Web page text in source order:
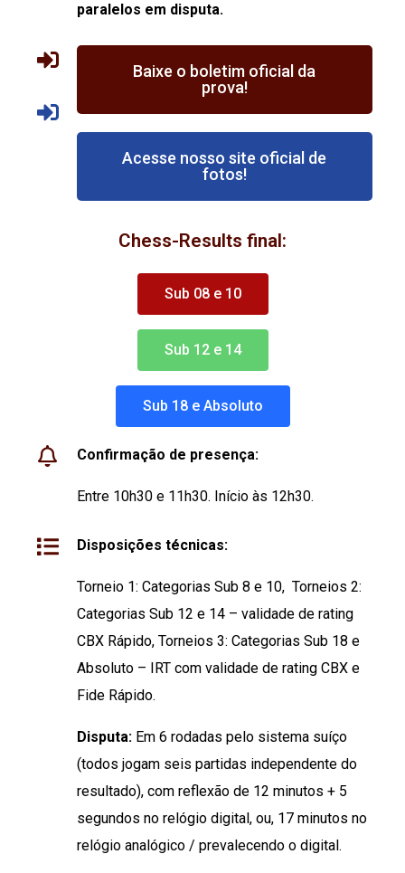
paralelos em disputa.
Baixe o boletim oficial da
prova!
Acesse nosso site oficial de
fotos!
Chess-Results final:
Sub 08 e 10
Sub 12 e 14
Sub 18 e Absoluto
Confirmação de presença:
Entre 10h30 e 11h30. Início às 12h30.
Disposições técnicas:
Torneio 1: Categorias Sub 8 e 10, Torneios 2:
Categorias Sub 12 e 14 – validade de rating
CBX Rápido, Torneios 3: Categorias Sub 18 e
Absoluto – IRT com validade de rating CBX e
Fide Rápido.
Disputa: Em 6 rodadas pelo sistema suíço
(todos jogam seis partidas independente do
resultado), com reflexão de 12 minutos + 5
segundos no relógio digital, ou, 17 minutos no
relógio analógico / prevalecendo o digital.